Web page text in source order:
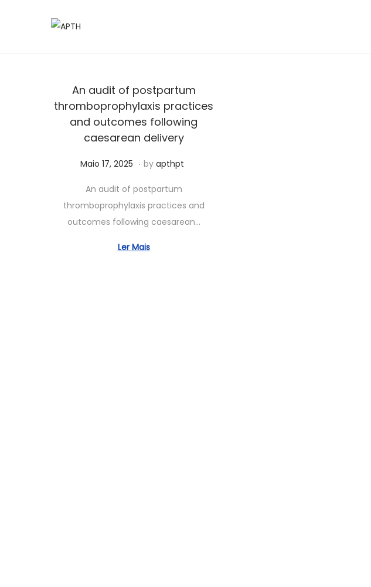
An audit of postpartum
thromboprophylaxis practices
and outcomes following
caesarean delivery
Posted on
Maio 17, 2025 A
o
s
t
o
. by apthpt
An audit of postpartum
thromboprophylaxis practices and
outcomes following caesarean…
Ler Mais